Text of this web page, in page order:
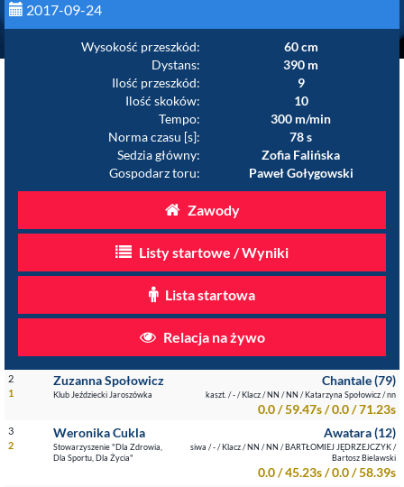
2017-09-24
Wysokość przeszkód:
60 cm
Dystans:
390 m
Ilość przeszkód:
9
Ilość skoków:
10
Tempo:
300 m/min
Norma czasu [s]:
78 s
Sedzia główny:
Zofia Falińska
Gospodarz toru:
Paweł Gołygowski
Zawody
Listy startowe / Wyniki
Lista startowa
Relacja na żywo
2
1
Zuzanna Społowicz
Klub Jeździecki Jaroszówka
Chantale (79)
kaszt. / - / Klacz / NN / NN / Katarzyna Społowicz / nn
0.0 / 59.47s / 0.0 / 71.23s
3
2
Weronika Cukla
Stowarzyszenie "Dla Zdrowia,
Dla Sportu, Dla Życia"
Awatara (12)
siwa / - / Klacz / NN / NN / BARTŁOMIEJ JĘDRZEJCZYK /
Bartosz Bielawski
0.0 / 45.23s / 0.0 / 58.39s